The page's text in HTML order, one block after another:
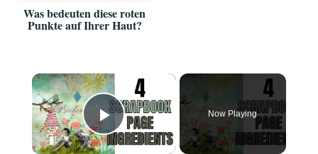
Was bedeuten diese roten
Punkte auf Ihrer Haut?
×
P
Now Playing